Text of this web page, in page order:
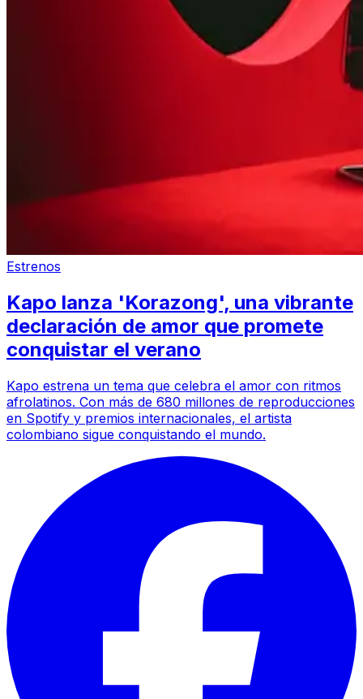
Estrenos
Kapo lanza 'Korazong', una vibrante
declaración de amor que promete
conquistar el verano
Kapo estrena un tema que celebra el amor con ritmos
afrolatinos. Con más de 680 millones de reproducciones
en Spotify y premios internacionales, el artista
colombiano sigue conquistando el mundo.